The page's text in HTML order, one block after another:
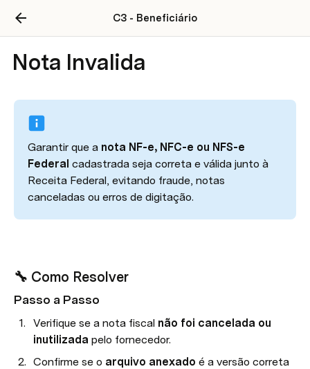
C3 - Beneficiário
Nota Invalida
Garantir que a nota NF-e, NFC-e ou NFS-e
Federal cadastrada seja correta e válida junto à
Receita Federal, evitando fraude, notas
canceladas ou erros de digitação.
🔧 Como Resolver
Passo a Passo
Verifique se a nota fiscal não foi cancelada ou
inutilizada pelo fornecedor.
Confirme se o arquivo anexado é a versão correta